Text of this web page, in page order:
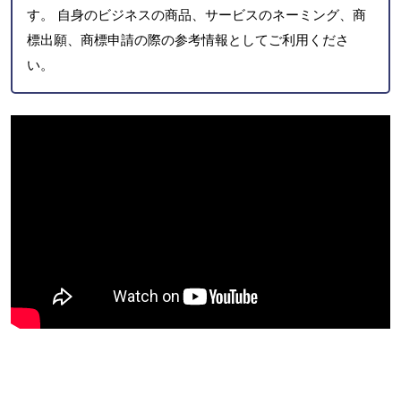
す。 自身のビジネスの商品、サービスのネーミング、商
標出願、商標申請の際の参考情報としてご利用くださ
い。